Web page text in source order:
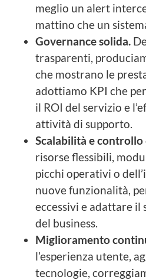
meglio un alert
mattino che un
Governance solida.
trasparenti,
che mostrano le
adottiamo KPI che
il ROI del servizio e
attività di supporto.
Scalabilità e controllo
risorse flessibili,
picchi operativi o
nuove funzionalità,
eccessivi e adattare il
del business.
Miglioramento
l’esperienza utente,
tecnologie,